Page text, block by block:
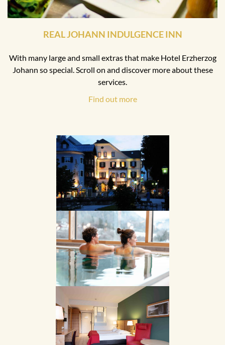
REAL JOHANN INDULGENCE INN
With many large and small extras that make Hotel Erzherzog
Johann so special. Scroll on and discover more about these
services.
Find out more